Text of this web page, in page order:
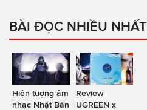
BÀI ĐỌC NHIỀU NHẤT
Hiện tượng âm
nhạc Nhật Bản
Review
UGREEN x